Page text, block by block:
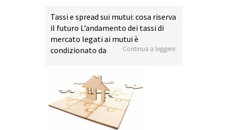
Tassi e spread sui mutui: cosa riserva
il futuro L’andamento dei tassi di
mercato legati ai mutui è
condizionato da
Continua a leggere